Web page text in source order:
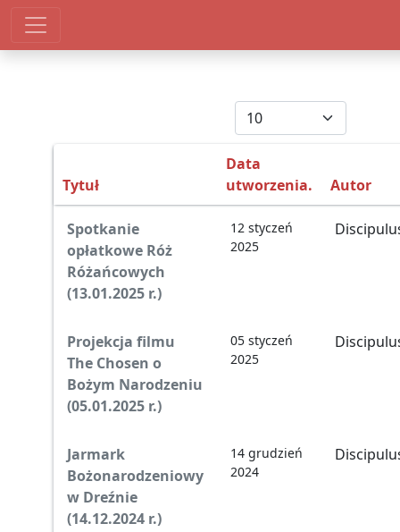
Pokaż #
Tytuł
Data
utworzenia.
Autor
Spotkanie
opłatkowe Róż
Różańcowych
(13.01.2025 r.)
12 styczeń
2025
Projekcja filmu
The Chosen o
Bożym Narodzeniu
(05.01.2025 r.)
05 styczeń
2025
Jarmark
Bożonarodzeniowy
w Dreźnie
(14.12.2024 r.)
14 grudzień
2024